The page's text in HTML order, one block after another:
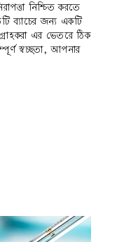
নিশ্চিত করতে
ব্যাচের জন্য একটি
এর ভেতরে ঠিক
স্বচ্ছতা, আপনার